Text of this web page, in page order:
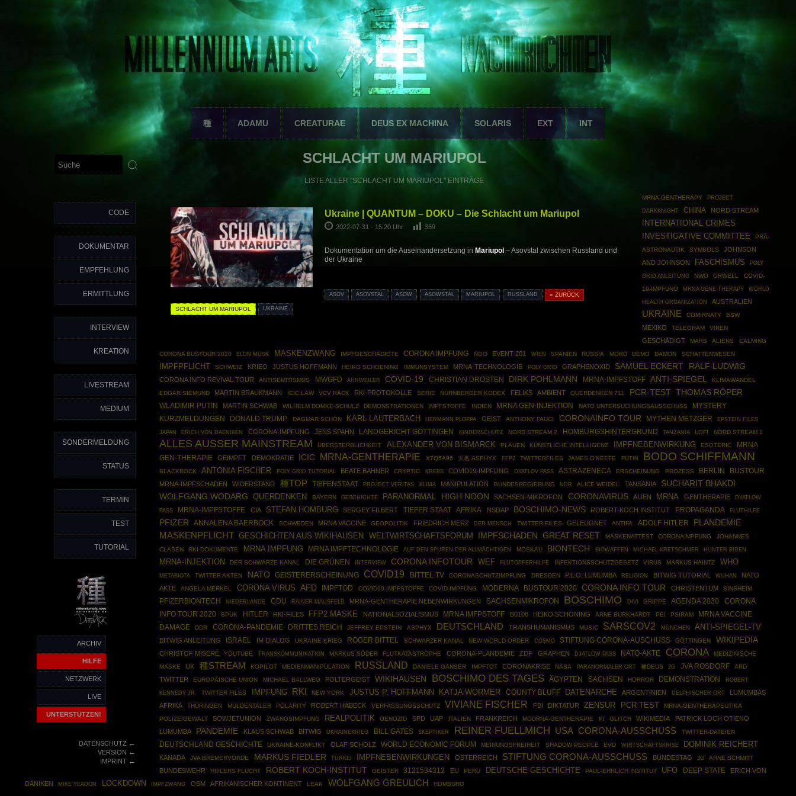
種 ADAMU CREATURAE DEUS EX MACHINA SOLARIS EXT INT
CODE
DOKUMENTAR
EMPFEHLUNG
ERMITTLUNG
INTERVIEW
KREATION
LIVESTREAM
MEDIUM
SONDERMELDUNG
STATUS
TERMIN
TEST
TUTORIAL
ARCHIV
HILFE
NETZWERK
LIVE
UNTERSTÜTZEN!
DATENSCHUTZ←
VERSION ←
IMPRINT←
SCHLACHT UM MARIUPOL
LISTE ALLER "SCHLACHT UM MARIUPOL" EINTRÄGE
Ukraine | QUANTUM – DOKU – Die Schlacht um Mariupol
2022-07-31 - 15:20 Uhr 359
Dokumentation um die Auseinandersetzung in Mariupol – Asovstal zwischen Russland und
der Ukraine
ASOV ASOVSTAL ASOW ASOWSTAL MARIUPOL RUSSLAND « ZURÜCK
SCHLACHT UM MARIUPOL UKRAINE
MRNA-GENTHERAPY
PROJECT
DARKKNIGHT
CHINA NORD STREAM
INTERNATIONAL CRIMES
INVESTIGATIVE COMMITTEE
PRÄ-
ASTRONAUTIK
SYMBOLS
JOHNSON
AND JOHNSON
FASCHISMUS
POLY
GRID ANLEITUNG
NWO ORWELL
COVID-
19-IMPFUNG
MRNA GENE THERAPY
WORLD
HEALTH ORGANIZATION
AUSTRALIEN
UKRAINE COMIRNATY BSW
MEXIKO TELEGRAM VIREN
GESCHÄDIGT MARS ALIENS
CALMING
CORONA BUSTOUR 2020
ELON MUSK MASKENZWANG IMPFGESCHÄDIGTE CORONA IMPFUNG NGO EVENT 201 WIEN SPANIEN RUSSIA MORD DEMO DÄMON SCHATTENWESEN
IMPFPFLICHT SCHWEIZ KRIEG JUSTUS HOFFMANN HEIKO SCHOENING IMMUNSYSTEM MRNA-TECHNOLOGIE POLY GRID GRAPHENOXID SAMUEL ECKERT RALF LUDWIG
CORONA INFO REVIVAL TOUR ANTISEMITISMUS MWGFD AHRWEILER COVID-19 CHRISTIAN DROSTEN DIRK POHLMANN MRNA-IMPFSTOFF ANTI-SPIEGEL
KLIMAWANDEL
EDGAR SIEMUND
MARTIN BRAUKMANN ICIC.LAW VCV RACK RKI-PROTOKOLLE SERIE NÜRNBERGER KODEX FELIKS AMBIENT QUERDENKEN 711 PCR-TEST THOMAS RÖPER
WLADIMIR PUTIN MARTIN SCHWAB WILHELM DOMKE-SCHULZ DEMONSTRATIONEN IMPFSTOFFE INDIEN MRNA GEN-INJEKTION NATO UNTERSUCHUNGSAUSSCHUSS
MYSTERY
KURZMELDUNGEN
DONALD TRUMP DAGMAR SCHÖN KARL LAUTERBACH HERMANN PLOPPA GEIST ANTHONY FAUCI CORONAINFO TOUR MYTHEN METZGER EPSTEIN FILES
JAPAN ERICH VON DAENIKEN CORONA-IMPFUNG JENS SPAHN LANDGERICHT GÖTTINGEN KINDERSCHUTZ NORD STREAM 2 HOMBURGSHINTERGRUND TANZANIA LOFI NORD STREAM 1
ALLES AUSSER MAINSTREAM ÜBERSTERBLICHKEIT ALEXANDER VON BISMARCK PLAUEN KÜNSTLICHE INTELLIGENZ IMPFNEBENWIRKUNG ESOTERIC
MRNA
GEN-THERAPIE
GEIMPFT DEMOKRATIE ICIC MRNA-GENTHERAPIE X7Q5A96 大名 ASPHYX FFP2 TWITTERFILES JAMES O'KEEFE PUTIN BODO SCHIFFMANN
BLACKROCK ANTONIA FISCHER POLY GRID TUTORIAL BEATE BAHNER CRYPTIC KREBS COVID19-IMPFUNG DYATLOV PASS ASTRAZENECA ERSCHEINUNG PROZESS BERLIN BUSTOUR
MRNA-IMPFSCHADEN WIDERSTAND 種TOP TIEFENSTAAT PROJECT VERITAS KLIMA MANIPULATION BUNDESREGIERUNG NDR ALICE WEIDEL TANSANIA SUCHARIT BHAKDI
WOLFGANG WODARG QUERDENKEN BAYERN GESCHICHTE PARANORMAL HIGH NOON SACHSEN-MIKROFON CORONAVIRUS ALIEN MRNA GENTHERAPIE DYATLOW
PASS MRNA-IMPFSTOFFE CIA STEFAN HOMBURG SERGEY FILBERT TIEFER STAAT AFRIKA NSDAP BOSCHIMO-NEWS ROBERT-KOCH INSTITUT PROPAGANDA FLUTHILFE
PFIZER ANNALENA BAERBOCK SCHWEDEN MRNA VACCINE GEOPOLITIK FRIEDRICH MERZ DER MENSCH TWITTER-FILES GELEUGNET ANTIFA ADOLF HITLER PLANDEMIE
MASKENPFLICHT GESCHICHTEN AUS WIKIHAUSEN WELTWIRTSCHAFTSFORUM IMPFSCHADEN GREAT RESET MASKENATTEST CORONAIMPFUNG
JOHANNES
CLASEN
RKI-DOKUMENTE MRNA IMPFUNG MRNA IMPFTECHNOLOGIE AUF DEN SPUREN DER ALLMÄCHTIGEN MOSKAU BIONTECH BIOWAFFEN MICHAEL KRETSCHMER HUNTER BIDEN
MRNA-INJEKTION DER SCHWARZE KANAL DIE GRÜNEN INTERVIEW CORONA INFOTOUR WEF FLUTOPFERHILFE INFEKTIONSSCHUTZGESETZ VIRUS MARKUS HAINTZ WHO
METABIOTA TWITTER AKTEN NATO GEISTERERSCHEINUNG COVID19 BITTEL TV CORONASCHUTZIMPFUNG DRESDEN P.L.O. LUMUMBA RELIGION BITWIG TUTORIAL WUHAN
NATO
AKTE
ANGELA MERKEL CORONA VIRUS AFD IMPFTOD COVID19-IMPFSTOFFE COVID-IMPFUNG MODERNA BUSTOUR 2020 CORONA INFO TOUR CHRISTENTUM SINSHEIM
PFIZERBIONTECH NIEDERLANDE CDU RAINER MAUSFELD MRNA-GENTHERAPIE NEBENWIRKUNGEN SACHSENMIKROFON BOSCHIMO DIVI GRIPPE AGENDA 2030
CORONA
INFO TOUR 2020
SPUK HITLER RKI-FILES FFP2 MASKE NATIONALSOZIALISMUS MRNA IMFPSTOFF B0108 HEIKO SCHÖNING ARNE BURKHARDT PEI PSIRAM
MRNA VACCINE
DAMAGE
DDR CORONA-PANDEMIE DRITTES REICH JEFFREY EPSTEIN ASPHYX DEUTSCHLAND TRANSHUMANISMUS MUSIC SARSCOV2 MÜNCHEN ANTI-SPIEGEL-TV
BITWIG ANLEITUNG ISRAEL IM DIALOG UKRAINE-KRIEG ROGER BITTEL SCHWARZER KANAL NEW WORLD ORDER COSMO STIFTUNG CORONA-AUSCHUSS GÖTTINGEN WIKIPEDIA
CHRISTOF MISERÉ YOUTUBE TRANSKOMMUNIKATION MARKUS SÖDER FLUTKATASTROPHE CORONA-PLANDEMIE ZDF GRAPHEN DJATLOW PASS NATO-AKTE CORONA
MEDIZINISCHE
MASKE
UK 種STREAM KOPILOT MEDIENMANIPULATION RUSSLAND DANIELE GANSER IMPFTOT CORONAKRISE NASA PARANORMALER ORT 種DEUS 2G JVA ROSDORF ARD
TWITTER EUROPÄISCHE UNION MICHAEL BALLWEG POLTERGEIST WIKIHAUSEN BOSCHIMO DES TAGES ÄGYPTEN SACHSEN HORROR DEMONSTRATION
ROBERT
KENNEDY JR.
TWITTER FILES IMPFUNG RKI NEW YORK JUSTUS P. HOFFMANN KATJA WÖRMER COUNTY BLUFF DATENARCHE ARGENTINIEN DELPHISCHER ORT
LUMUMBAS
AFRIKA
THÜRINGEN MULDENTALER POLARITY ROBERT HABECK VERFASSUNGSSCHUTZ VIVIANE FISCHER FBI DIKTATUR ZENSUR PCR TEST
MRNA-GENTHERAPEUTIKA
POLIZEIGEWALT
SOWJETUNION ZWANGSIMPFUNG REALPOLITIK GENOZID SPD UAP ITALIEN FRANKREICH MODRNA-GENTHERAPIE KI GLITCH WIKIMEDIA
PATRICK LOCH OTIENO
LUMUMBA
PANDEMIE KLAUS SCHWAB BITWIG UKRAINEKRIEG BILL GATES SKEPTIKER REINER FUELLMICH USA CORONA-AUSSCHUSS TWITTER-DATEIEN
DEUTSCHLAND GESCHICHTE UKRAINE-KONFLIKT OLAF SCHOLZ WORLD ECONOMIC FORUM MEINUNGSFREIHEIT SHADOW PEOPLE EVD WIRTSCHAFTSKRISE DOMINIK REICHERT
KANADA JVA BREMERVÖRDE MARKUS FIEDLER TÜRKEI IMPFNEBENWIRKUNGEN ÖSTERREICH STIFTUNG CORONA-AUSSCHUSS BUNDESTAG 3G ARNE SCHMITT
BUNDESWEHR HITLERS FLUCHT ROBERT KOCH-INSTITUT GEISTER 3121534312 EU PERU DEUTSCHE GESCHICHTE PAUL-EHRLICH INSTITUT UFO DEEP STATE
ERICH VON
DÄNIKEN
MIKE YEADON LOCKDOWN IMPFZWANG OSM AFRIKANISCHER KONTINENT LEAK WOLFGANG GREULICH HOMBURG